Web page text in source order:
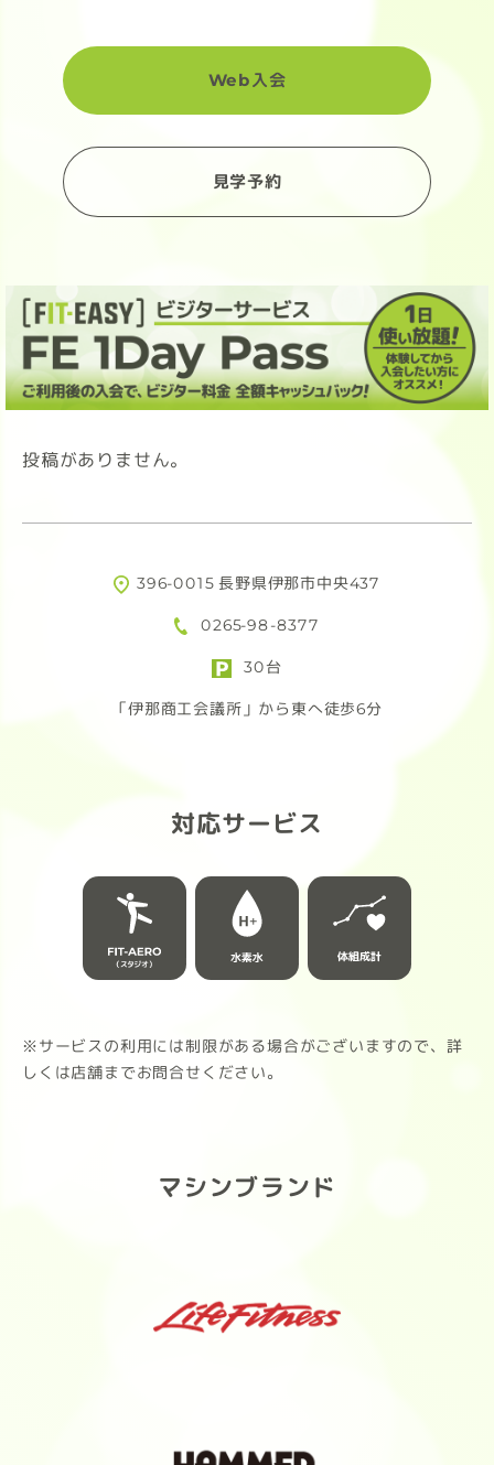
Web入会
見学予約
投稿がありません。
396-0015 長野県伊那市中央437
0265-98-8377
30台
「伊那商工会議所」から東へ徒歩6分
対応サービス
※サービスの利用には制限がある場合がございますので、詳
しくは店舗までお問合せください。
マシンブランド